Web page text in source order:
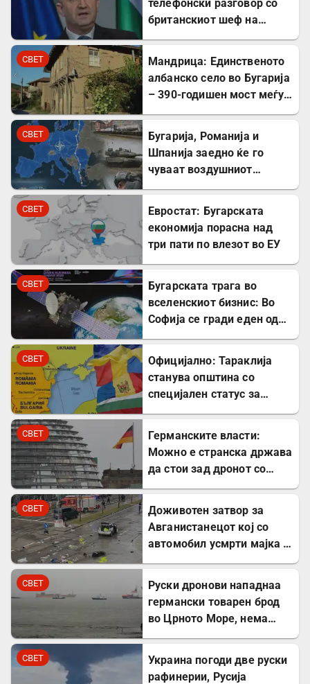
телефонски разговор со
британскиот шеф на
СВЕТ
Мандрица: Единственото
албанско село во Бугарија
– 390-годишен мост меѓу
СВЕТ
Бугарија, Романија и
Шпанија заедно ќе го
чуваат воздушниот
СВЕТ
Евростат: Бугарската
економија порасна над
три пати по влезот во ЕУ
СВЕТ
Бугарската трага во
вселенскиот бизнис: Во
Софија се гради еден од
СВЕТ
Официјално: Тараклија
станува општина со
специјален статус за
СВЕТ
Германските власти:
Можно е странска држава
да стои зад дронот со
СВЕТ
Доживотен затвор за
Авганистанецот кој со
автомобил усмрти мајка и
СВЕТ
Руски дронови нападнаа
германски товарен брод
во Црното Море, нема
СВЕТ
Украина погоди две руски
рафинерии, Русија